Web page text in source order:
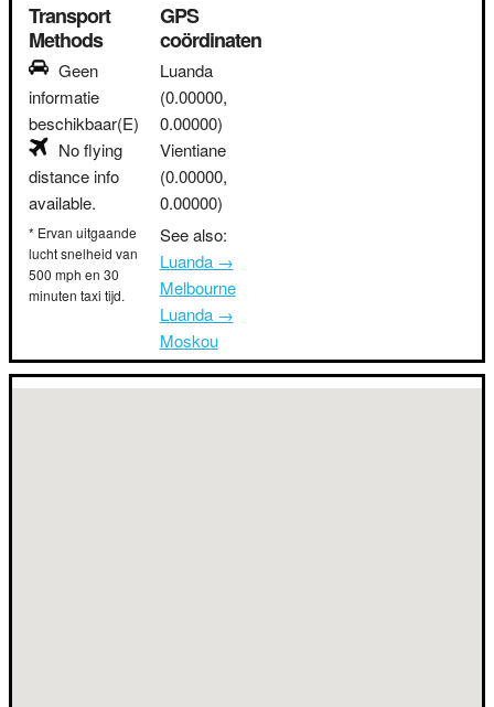
Transport
Methods
Geen
informatie
beschikbaar(E)
No flying
distance info
available.
* Ervan uitgaande
lucht snelheid van
500 mph en 30
minuten taxi tijd.
GPS
coördinaten
Luanda
(0.00000,
0.00000)
Vientiane
(0.00000,
0.00000)
See also:
Luanda →
Melbourne
Luanda →
Moskou